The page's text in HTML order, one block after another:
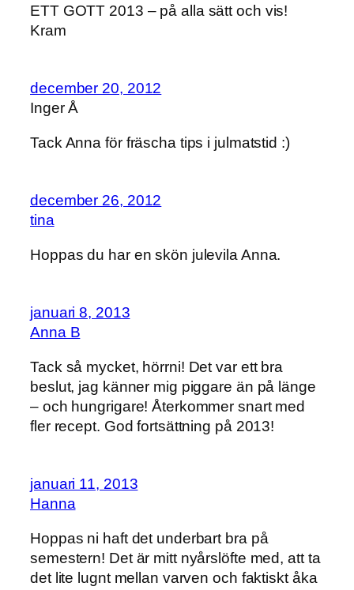
ETT GOTT 2013 – på alla sätt och vis!
Kram
december 20, 2012
Inger Å
Tack Anna för fräscha tips i julmatstid :)
december 26, 2012
tina
Hoppas du har en skön julevila Anna.
januari 8, 2013
Anna B
Tack så mycket, hörrni! Det var ett bra
beslut, jag känner mig piggare än på länge
– och hungrigare! Återkommer snart med
fler recept. God fortsättning på 2013!
januari 11, 2013
Hanna
Hoppas ni haft det underbart bra på
semestern! Det är mitt nyårslöfte med, att ta
det lite lugnt mellan varven och faktiskt åka